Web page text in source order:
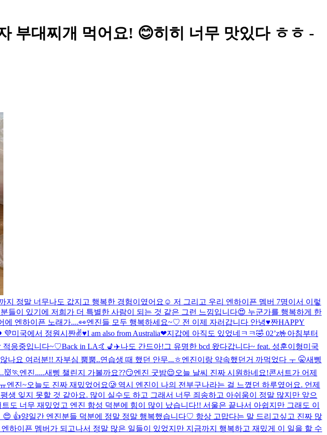
부대찌개 먹어요! 😊히히 너무 맛있다 ㅎㅎ -
정말 너무나도 값지고 행복한 경험이였어요☺️ 저 그리고 우리 엔하이픈 멤버 7명이서 이렇
이 있기에 저희가 더 특별한 사람이 되는 것 같은 그런 느낌입니다😍 누군가를 행복하게 한
에 엔하이픈 노래가....👀엔진들 모두 행복하세요~♡ 전 이제 자러갑니다 안녕♥️짠HAPPY
💜미국에서 정원시 짠✌️♥️I am also from Australia❤︎지갑에 아직도 있었네ㅋㅋ🤣 02’z🤟아침부터
적응중입니다~♡Back in LA🤙 💺✈️나도 간드아!그 유명한 bcd 왔다갑니다~ feat. 성훈이형미국
나요 여러분!! 자부심 뿜뿜..연습생 때 했던 안무...ㅎ엔진이랑 약속했던거 까먹었다 ㅜ 🤫새삥
엔진.....새삥 챌린지 가볼까요??😏엔진 굿밤😌오늘 날씨 진짜 시원하네요!콘서트가 어제
엔진~오늘도 진짜 재밌었어요🥲 역시 엔진이 나의 전부구나라는 걸 느꼈던 하루였어요. 언제
잊지 못할 것 같아요. 많이 실수도 하고 그래서 너무 죄송하고 아쉬움이 정말 많지만 앞으
트도 너무 재밌었고 엔진 함성 덕분에 힘이 많이 났습니다!! 서울은 끝나서 아쉽지만 그래도 이
😍 👍양일간 엔진분들 덕분에 정말 정말 행복했습니다♡ 항상 고맙다는 말 드리고싶고 진짜 많
하이픈 멤버가 되고나서 정말 많은 일들이 있었지만 지금까지 행복하고 재밌게 이 일을 할 수